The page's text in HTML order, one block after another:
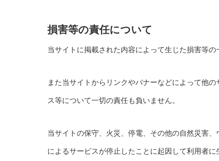
損害等の責任について
当サイトに掲載された内容によって生じた損害等
また当サイトからリンクやバナーなどによって他
ス等について一切の責任も負いません。
当サイトの保守、火災、停電、その他の自然災害
によるサービスが停止したことに起因して利用者